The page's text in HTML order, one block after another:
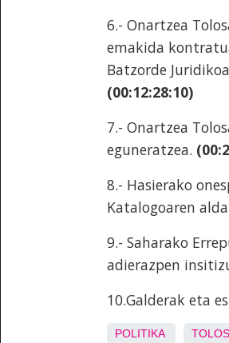
6.- Onartzea
emakida
Batzorde
(00:12:28:10)
7.- Onartzea
eguneratzea.
8.- Hasierako
Katalogoaren
9.- Saharako
adierazpen
10.Galderak eta
POLITIKA